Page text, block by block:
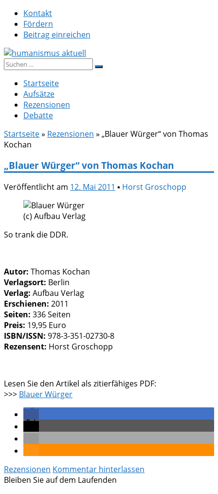
Zum
Inhalt
springen
Kontakt
Fördern
Beitrag einreichen
humanismus aktuell
Suche
Startseite
Aufsätze
Rezensionen
Debatte
Startseite» Rezensionen » „Blauer Würger“ von Thomas
Kochan
„Blauer Würger“ von Thomas Kochan
Veröffentlicht am 12. Mai 2011 ▪ Horst Groschopp
(c) Aufbau Verlag
So trank die DDR.
Autor: Thomas Kochan
Verlagsort: Berlin
Verlag: Aufbau Verlag
Erschienen: 2011
Seiten: 336 Seiten
Preis: 19,95 Euro
ISBN/ISSN: 978-3-351-02730-8
Rezensent: Horst Groschopp
Lesen Sie den Artikel als zitierfähiges PDF:
>>> Blauer Würger
Rezensionen Kommentar hinterlassen
Bleiben Sie auf dem Laufenden